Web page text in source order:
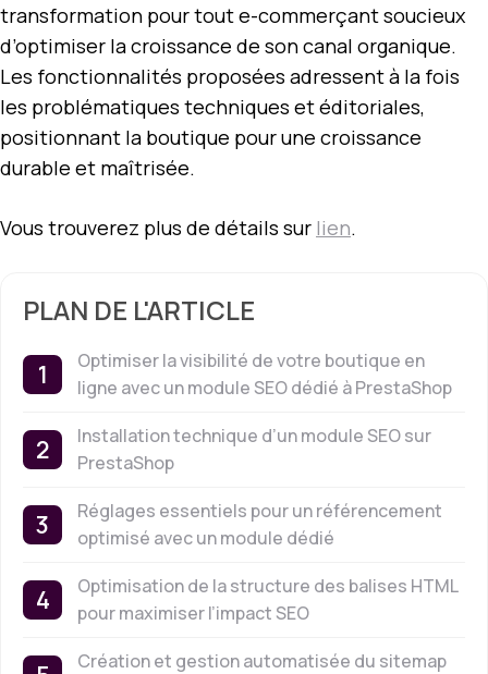
transformation pour tout e-commerçant soucieux
d’optimiser la croissance de son canal organique.
Les fonctionnalités proposées adressent à la fois
les problématiques techniques et éditoriales,
positionnant la boutique pour une croissance
durable et maîtrisée.
Vous trouverez plus de détails sur lien.
PLAN DE L'ARTICLE
Optimiser la visibilité de votre boutique en
ligne avec un module SEO dédié à PrestaShop
Installation technique d’un module SEO sur
PrestaShop
Réglages essentiels pour un référencement
optimisé avec un module dédié
Optimisation de la structure des balises HTML
pour maximiser l’impact SEO
Création et gestion automatisée du sitemap